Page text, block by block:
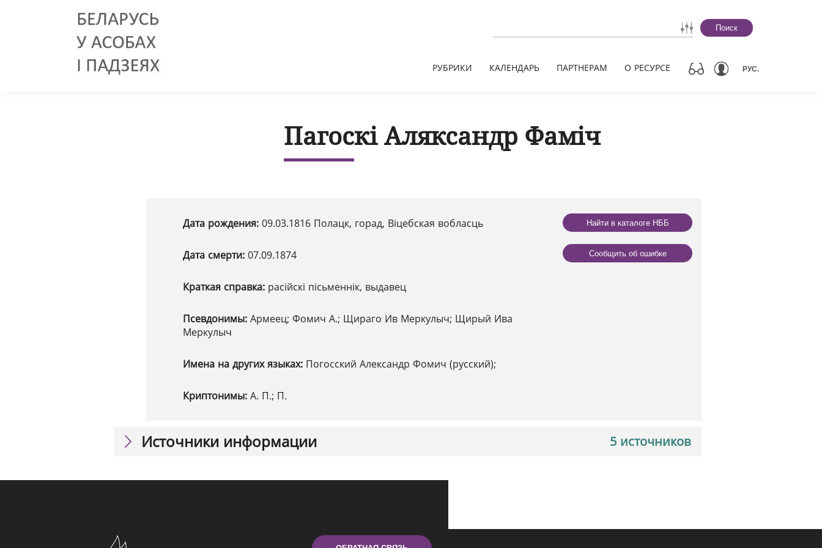
Поиск
РУБРИКИ КАЛЕНДАРЬ ПАРТНЕРАМ О РЕСУРСЕ РУС.
Пагоскі Аляксандр Фаміч
Дата рождения: 09.03.1816 Полацк, горад, Віцебская вобласць
Дата смерти: 07.09.1874
Краткая справка: расійскі пісьменнік, выдавец
Псевдонимы: Армеец; Фомич А.; Щираго Ив Меркулыч; Щирый Ива
Меркулыч
Имена на других языках: Погосский Александр Фомич (русский);
Криптонимы: А. П.; П.
Найти в каталоге НББ
Сообщить об ошибке
5 источников
Источники информации